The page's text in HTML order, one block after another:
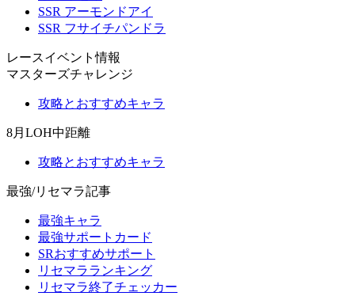
SSR アーモンドアイ
SSR フサイチパンドラ
レースイベント情報
マスターズチャレンジ
攻略とおすすめキャラ
8月LOH中距離
攻略とおすすめキャラ
最強/リセマラ記事
最強キャラ
最強サポートカード
SRおすすめサポート
リセマラランキング
リセマラ終了チェッカー